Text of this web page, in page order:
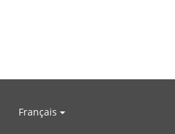
Français